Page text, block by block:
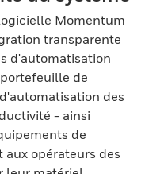
Momentum
transparente
d'automatisation
de
des
- ainsi
de
opérateurs des